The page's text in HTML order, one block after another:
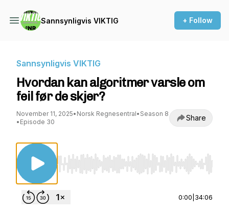
Sannsynligvis VIKTIG + Follow
Sannsynligvis VIKTIG
Hvordan kan algoritmer varsle om
feil før de skjer?
November 11, 2025• Norsk Regnesentral• Season 8
• Episode 30 Share
Use Left/Right to seek, Home/End to jump
0:00 34:06